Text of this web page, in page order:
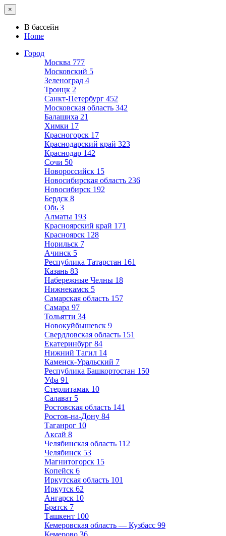
×
В бассейн
Home
Город
Москва 777
Московский 5
Зеленоград 4
Троицк 2
Санкт-Петербург 452
Московская область 342
Балашиха 21
Химки 17
Красногорск 17
Краснодарский край 323
Краснодар 142
Сочи 50
Новороссийск 15
Новосибирская область 236
Новосибирск 192
Бердск 8
Обь 3
Алматы 193
Красноярский край 171
Красноярск 128
Норильск 7
Ачинск 5
Республика Татарстан 161
Казань 83
Набережные Челны 18
Нижнекамск 5
Самарская область 157
Самара 97
Тольятти 34
Новокуйбышевск 9
Свердловская область 151
Екатеринбург 84
Нижний Тагил 14
Каменск-Уральский 7
Республика Башкортостан 150
Уфа 91
Стерлитамак 10
Салават 5
Ростовская область 141
Ростов-на-Дону 84
Таганрог 10
Аксай 8
Челябинская область 112
Челябинск 53
Магнитогорск 15
Копейск 6
Иркутская область 101
Иркутск 62
Ангарск 10
Братск 7
Ташкент 100
Кемеровская область — Кузбасс 99
Кемерово 36